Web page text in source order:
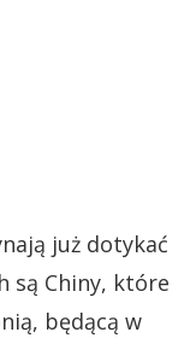
już dotykać
są Chiny, które
będącą w